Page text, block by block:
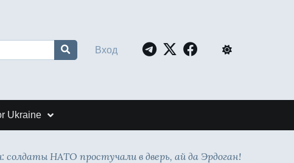
Вход
Ukraine
НАТО простучали в дверь, ай да Эрдоган!